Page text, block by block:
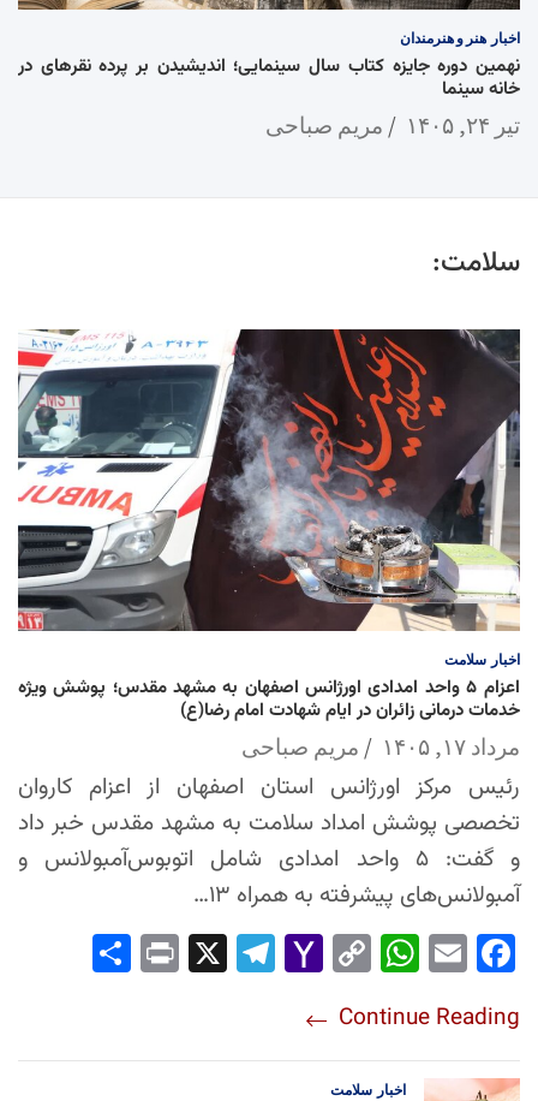
اخبار هنر و هنرمندان
نهمین دوره جایزه کتاب سال سینمایی؛ اندیشیدن بر پرده نقرهای در
خانه سینما
تیر ۲۴, ۱۴۰۵ مریم صباحی
سلامت:
اخبار سلامت
اعزام ۵ واحد امدادی اورژانس اصفهان به مشهد مقدس؛ پوشش ویژه
خدمات درمانی زائران در ایام شهادت امام رضا(ع)
مرداد ۱۷, ۱۴۰۵ مریم صباحی
رئیس مرکز اورژانس استان اصفهان از اعزام کاروان
تخصصی پوشش امداد سلامت به مشهد مقدس خبر داد
و گفت: ۵ واحد امدادی شامل اتوبوس‌آمبولانس و
آمبولانس‌های پیشرفته به همراه ۱۳…
Fac
ok
Em
Wh
Ap
p
Co
Lin
k
Yah
l
Tel
Pri
Continue Reading
اخبار سلامت